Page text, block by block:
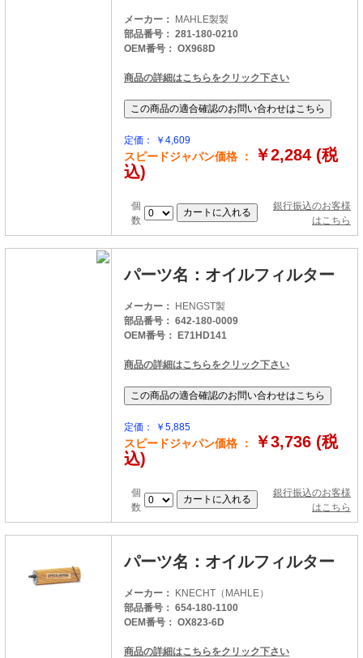
メーカー：
MAHLE製製
部品番号： 281-180-0210
OEM番号： OX968D
商品の詳細はこちらをクリック下さい
定価： ￥4,609
スピードジャパン価格 ：
￥2,284 (税
込)
個
数
銀行振込のお客様
はこちら
パーツ名：オイルフィルター
メーカー：
HENGST製
部品番号： 642-180-0009
OEM番号： E71HD141
商品の詳細はこちらをクリック下さい
定価： ￥5,885
スピードジャパン価格 ：
￥3,736 (税
込)
個
数
銀行振込のお客様
はこちら
パーツ名：オイルフィルター
メーカー：
KNECHT（MAHLE）
部品番号： 654-180-1100
OEM番号： OX823-6D
商品の詳細はこちらをクリック下さい